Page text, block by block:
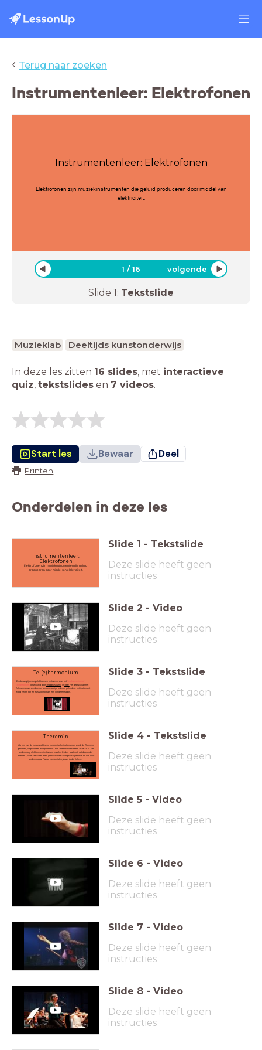
‹ Terug naar zoeken
Instrumentenleer: Elektrofonen
Instrumentenleer: Elektrofonen
Elektrofonen zijn muziekinstrumenten die geluid produceren door middel van
elektriciteit.
1 /16 volgende
Slide 1: Tekstslide
Muzieklab Deeltijds kunstonderwijs
In deze les zitten 16 slides, met interactieve
quiz, tekstslides en 7 videos.
Start les Bewaar Deel
Printen
Onderdelen in deze les
Instrumentenleer:
Elektrofonen
Elektrofonen zijn muziekinstrumenten die geluid
produceren door middel van elektriciteit.
Slide 1 - Tekstslide
Deze slide heeft geen
instructies
Slide 2 - Video
Deze slide heeft geen
instructies
Tel(e)harmonium
Een belangrijk vroeg elektronisch instrument was het
Teleharmonium of
Telharmonium, ontwikkeld door Thaddeus Cahillin 1897. Het gebruik van het
Teleharmonium werd echter om eenvoudige redenen gehinderd: het instrument
woog zeven ton en was zo groot als een goederenwagon.
Slide 3 - Tekstslide
Deze slide heeft geen
instructies
Theremin
Als een van de eerste praktische elektronische instrumenten wordt de Theremin
genoemd, uitgevonden door professor Léon Theremin omstreeks 1919-1920. Een
ander vroeg elektronisch instrument was het Ondes-Martenot, dat door onder
anderen Olivier Messiaen werd gebruikt in de Turangalîla-Symfonie, en ook door
andere vooral Franse componisten, zoals André Jolivet.
Slide 4 - Tekstslide
Deze slide heeft geen
instructies
Slide 5 - Video
Deze slide heeft geen
instructies
Slide 6 - Video
Deze slide heeft geen
instructies
Slide 7 - Video
Deze slide heeft geen
instructies
Slide 8 - Video
Deze slide heeft geen
instructies